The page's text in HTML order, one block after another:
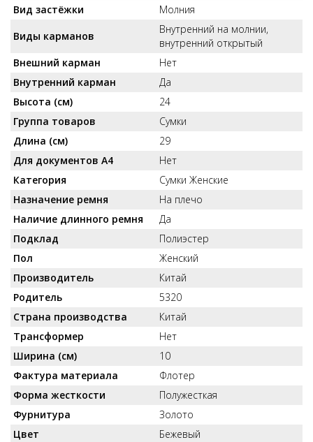
Вид застёжки
Молния
Виды карманов
Внутренний на молнии,
внутренний открытый
Внешний карман
Нет
Внутренний карман
Да
Высота (см)
24
Группа товаров
Сумки
Длина (см)
29
Для документов А4
Нет
Категория
Сумки Женские
Назначение ремня
На плечо
Наличие длинного ремня
Да
Подклад
Полиэстер
Пол
Женский
Производитель
Китай
Родитель
5320
Страна производства
Китай
Трансформер
Нет
Ширина (см)
10
Фактура материала
Флотер
Форма жесткости
Полужесткая
Фурнитура
Золото
Цвет
Бежевый